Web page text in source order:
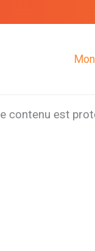
contenu est